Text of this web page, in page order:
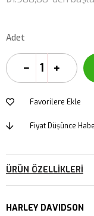
Adet
Favorilere Ekle
Fiyat Düşünce
ÜRÜN ÖZELLIKLERI
HARLEY DAVIDSON